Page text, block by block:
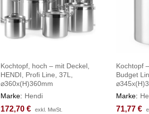
Kochtopf, hoch – mit Deckel,
HENDI, Profi Line, 37L,
⌀360x(H)360mm
Marke: Hendi
172,70 € exkl. MwSt.
172,70 € exkl. MwSt.
Kochtopf
Budget
Marke:
71,77 €
71,77 €